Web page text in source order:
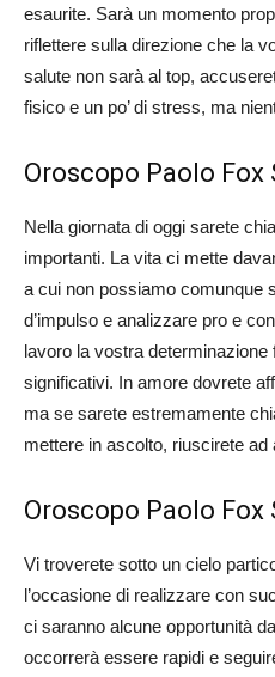
esaurite. Sarà un momento
riflettere sulla direzione che la
salute non sarà al top,
fisico e un po’ di stress, ma
Oroscopo Paolo Fox
Nella giornata di oggi sarete
importanti. La vita ci mette
a cui non possiamo comunque
d’impulso e analizzare pro e
lavoro la vostra
significativi. In amore dovrete
ma se sarete estremamente
mettere in ascolto, riuscirete ad
Oroscopo Paolo
Vi troverete sotto un cielo
l’occasione di realizzare con
ci saranno alcune opportunità
occorrerà essere rapidi e